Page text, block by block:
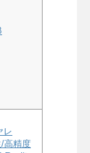
レ
高精度